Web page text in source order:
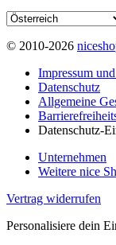
© 2010-2026
Impressum
Datenschutz
Allgemeine
Datenschutz-
Unternehmen
Weitere nice
Vertrag widerrufen
Personalisiere dein